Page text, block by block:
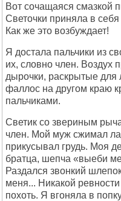
Вот сочащаяся смазкой
Светочки приняла в
Как же это возбуждает!
Я достала пальчики из
их, словно член. Воздух
дырочки, раскрытые
фаллос на другом краю
пальчиками.
Светик со звериным
член. Мой муж сжимал
прикусывал грудь. Моя
братца, шепча «выеби
Раздался звонкий
меня... Никакой
похоть. Я вгоняла в